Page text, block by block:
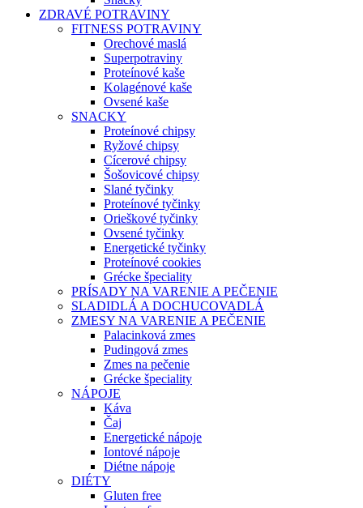
ZDRAVÉ POTRAVINY
FITNESS POTRAVINY
Orechové maslá
Superpotraviny
Proteínové kaše
Kolagénové kaše
Ovsené kaše
SNACKY
Proteínové chipsy
Ryžové chipsy
Cícerové chipsy
Šošovicové chipsy
Slané tyčinky
Proteínové tyčinky
Orieškové tyčinky
Ovsené tyčinky
Energetické tyčinky
Proteínové cookies
Grécke špeciality
PRÍSADY NA VARENIE A PEČENIE
SLADIDLÁ A DOCHUCOVADLÁ
ZMESY NA VARENIE A PEČENIE
Palacinková zmes
Pudingová zmes
Zmes na pečenie
Grécke špeciality
NÁPOJE
Káva
Čaj
Energetické nápoje
Iontové nápoje
Diétne nápoje
DIÉTY
Gluten free